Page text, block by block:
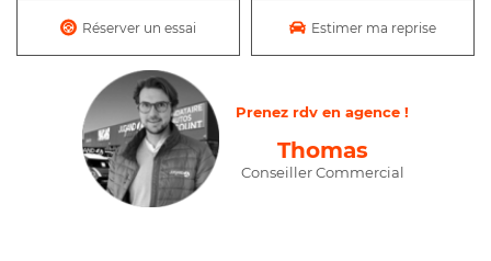
Réserver un essai Estimer ma reprise
Prenez rdv en agence !
Thomas
Conseiller Commercial